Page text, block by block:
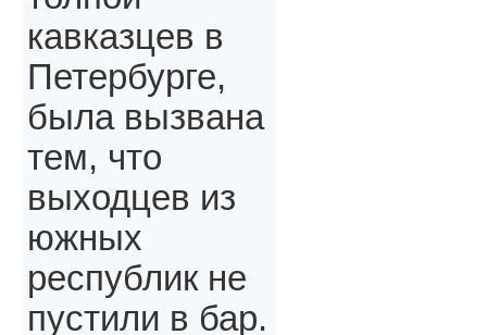
кавказцев в
Петербурге,
была вызвана
тем, что
выходцев из
южных
республик не
пустили в бар.